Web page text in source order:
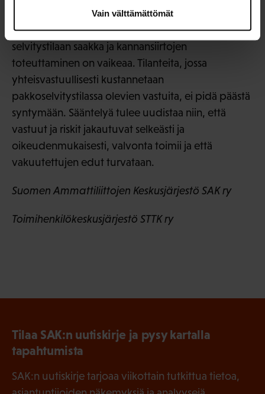
Vain välttämättömät
puutteita selvitystilaa ja purkamista koskien. Tämä
näkyy tälläkin hetkellä, kun kassoja on päässyt
selvitystilaan saakka ja kannansiirtojen
toteuttaminen on vaikeaa. Tilanteita, jossa
yhteisvastuullisesti kustannetaan
pakkoselvitystilassa olevien vastuita, ei pidä päästä
syntymään. Sääntelyä tulee uudistaa niin, että
vastuut ja riskit jakautuvat selkeästi ja
oikeudenmukaisesti, valvonta toimii ja että
vakuutettujen edut turvataan.
Suomen Ammattiliittojen Keskusjärjestö SAK ry
Toimihenkilökeskusjärjestö STTK ry
Tilaa SAK:n uutiskirje ja pysy kartalla
tapahtumista
SAK:n uutiskirje tarjoaa viikottain tutkittua tietoa,